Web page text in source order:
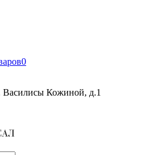
0
Василисы Кожиной, д.1